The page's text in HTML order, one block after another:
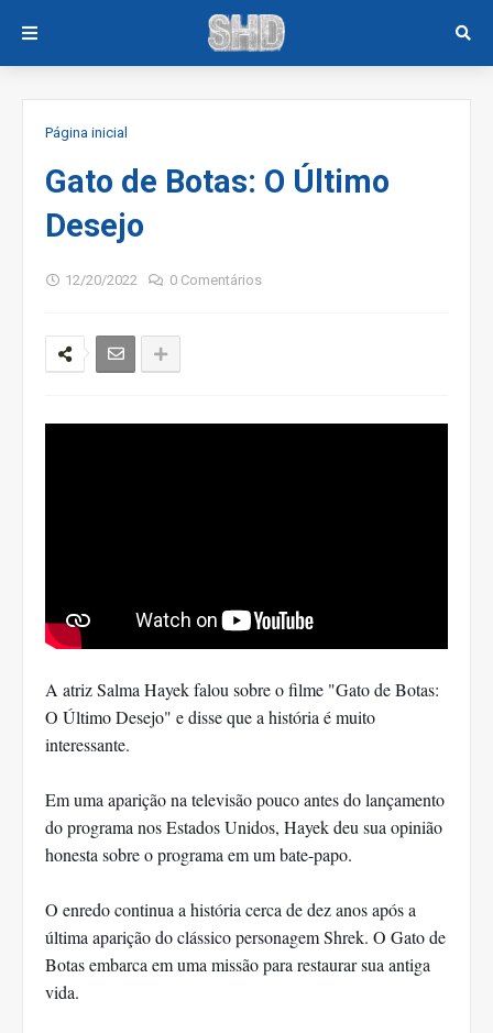
Página inicial
Gato de Botas: O Último
Desejo
12/20/2022 0 Comentários
A atriz Salma Hayek falou sobre o filme "Gato de Botas:
O Último Desejo" e disse que a história é muito
interessante.
Em uma aparição na televisão pouco antes do lançamento
do programa nos Estados Unidos, Hayek deu sua opinião
honesta sobre o programa em um bate-papo.
O enredo continua a história cerca de dez anos após a
última aparição do clássico personagem Shrek. O Gato de
Botas embarca em uma missão para restaurar sua antiga
vida.